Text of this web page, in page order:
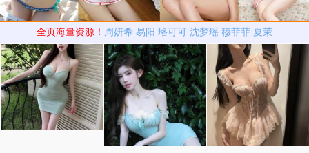
全页海量资源！ 周妍希 易阳 珞可可 沈梦瑶 穆菲菲 夏茉